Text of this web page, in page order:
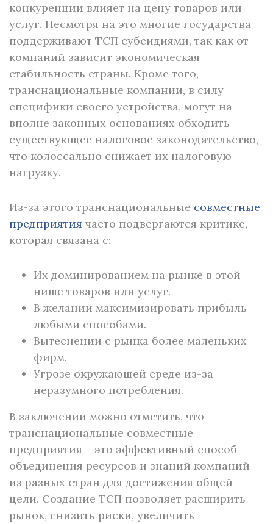
конкуренции влияет на цену товаров или
услуг. Несмотря на это многие государства
поддерживают ТСП субсидиями, так как от
компаний зависит экономическая
стабильность страны. Кроме того,
транснациональные компании, в силу
специфики своего устройства, могут на
вполне законных основаниях обходить
существующее налоговое законодательство,
что колоссально снижает их налоговую
нагрузку.
Из-за этого транснациональные совместные
предприятия часто подвергаются критике,
которая связана с:
Их доминированием на рынке в этой
нише товаров или услуг.
В желании максимизировать прибыль
любыми способами.
Вытеснении с рынка более маленьких
фирм.
Угрозе окружающей среде из-за
неразумного потребления.
В заключении можно отметить, что
транснациональные совместные
предприятия – это эффективный способ
объединения ресурсов и знаний компаний
из разных стран для достижения общей
цели. Создание ТСП позволяет расширить
рынок, снизить риски, увеличить